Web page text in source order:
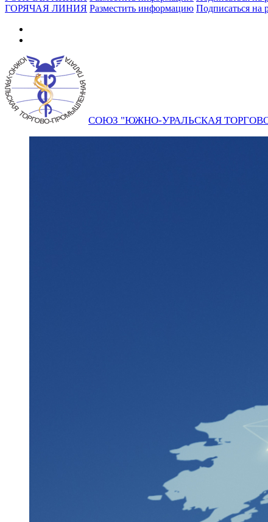
ГОРЯЧАЯ ЛИНИЯ Разместить информацию Подписаться на
СОЮЗ "ЮЖНО-УРАЛЬСКАЯ